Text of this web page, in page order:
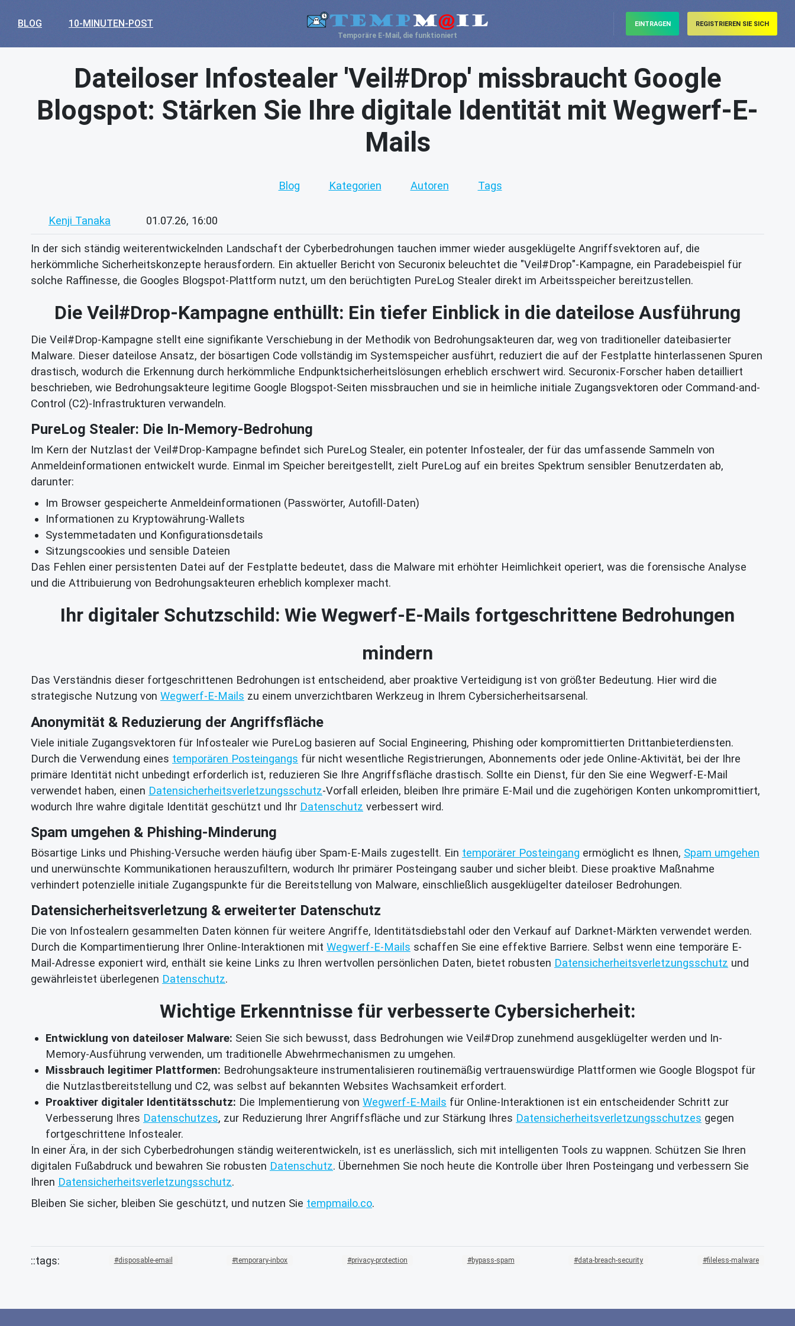
BLOG 10-MINUTEN-POST
Temporäre E-Mail, die funktioniert
EINTRAGEN REGISTRIEREN SIE SICH
Dateiloser Infostealer 'Veil#Drop' missbraucht Google
Blogspot: Stärken Sie Ihre digitale Identität mit Wegwerf-E-
Mails
Blog Kategorien Autoren Tags
Kenji Tanaka 01.07.26, 16:00
In der sich ständig weiterentwickelnden Landschaft der Cyberbedrohungen tauchen immer wieder ausgeklügelte Angriffsvektoren auf, die
herkömmliche Sicherheitskonzepte herausfordern. Ein aktueller Bericht von Securonix beleuchtet die "Veil#Drop"-Kampagne, ein Paradebeispiel für
solche Raffinesse, die Googles Blogspot-Plattform nutzt, um den berüchtigten PureLog Stealer direkt im Arbeitsspeicher bereitzustellen.
Die Veil#Drop-Kampagne enthüllt: Ein tiefer Einblick in die dateilose Ausführung
Die Veil#Drop-Kampagne stellt eine signifikante Verschiebung in der Methodik von Bedrohungsakteuren dar, weg von traditioneller dateibasierter
Malware. Dieser dateilose Ansatz, der bösartigen Code vollständig im Systemspeicher ausführt, reduziert die auf der Festplatte hinterlassenen Spuren
drastisch, wodurch die Erkennung durch herkömmliche Endpunktsicherheitslösungen erheblich erschwert wird. Securonix-Forscher haben detailliert
beschrieben, wie Bedrohungsakteure legitime Google Blogspot-Seiten missbrauchen und sie in heimliche initiale Zugangsvektoren oder Command-and-
Control (C2)-Infrastrukturen verwandeln.
PureLog Stealer: Die In-Memory-Bedrohung
Im Kern der Nutzlast der Veil#Drop-Kampagne befindet sich PureLog Stealer, ein potenter Infostealer, der für das umfassende Sammeln von
Anmeldeinformationen entwickelt wurde. Einmal im Speicher bereitgestellt, zielt PureLog auf ein breites Spektrum sensibler Benutzerdaten ab,
darunter:
Im Browser gespeicherte Anmeldeinformationen (Passwörter, Autofill-Daten)
Informationen zu Kryptowährung-Wallets
Systemmetadaten und Konfigurationsdetails
Sitzungscookies und sensible Dateien
Das Fehlen einer persistenten Datei auf der Festplatte bedeutet, dass die Malware mit erhöhter Heimlichkeit operiert, was die forensische Analyse
und die Attribuierung von Bedrohungsakteuren erheblich komplexer macht.
Ihr digitaler Schutzschild: Wie Wegwerf-E-Mails fortgeschrittene Bedrohungen
mindern
Das Verständnis dieser fortgeschrittenen Bedrohungen ist entscheidend, aber proaktive Verteidigung ist von größter Bedeutung. Hier wird die
strategische Nutzung von Wegwerf-E-Mails zu einem unverzichtbaren Werkzeug in Ihrem Cybersicherheitsarsenal.
Anonymität & Reduzierung der Angriffsfläche
Viele initiale Zugangsvektoren für Infostealer wie PureLog basieren auf Social Engineering, Phishing oder kompromittierten Drittanbieterdiensten.
Durch die Verwendung eines temporären Posteingangs für nicht wesentliche Registrierungen, Abonnements oder jede Online-Aktivität, bei der Ihre
primäre Identität nicht unbedingt erforderlich ist, reduzieren Sie Ihre Angriffsfläche drastisch. Sollte ein Dienst, für den Sie eine Wegwerf-E-Mail
verwendet haben, einen Datensicherheitsverletzungsschutz-Vorfall erleiden, bleiben Ihre primäre E-Mail und die zugehörigen Konten unkompromittiert,
wodurch Ihre wahre digitale Identität geschützt und Ihr Datenschutz verbessert wird.
Spam umgehen & Phishing-Minderung
Bösartige Links und Phishing-Versuche werden häufig über Spam-E-Mails zugestellt. Ein temporärer Posteingang ermöglicht es Ihnen, Spam umgehen
und unerwünschte Kommunikationen herauszufiltern, wodurch Ihr primärer Posteingang sauber und sicher bleibt. Diese proaktive Maßnahme
verhindert potenzielle initiale Zugangspunkte für die Bereitstellung von Malware, einschließlich ausgeklügelter dateiloser Bedrohungen.
Datensicherheitsverletzung & erweiterter Datenschutz
Die von Infostealern gesammelten Daten können für weitere Angriffe, Identitätsdiebstahl oder den Verkauf auf Darknet-Märkten verwendet werden.
Durch die Kompartimentierung Ihrer Online-Interaktionen mit Wegwerf-E-Mails schaffen Sie eine effektive Barriere. Selbst wenn eine temporäre E-
Mail-Adresse exponiert wird, enthält sie keine Links zu Ihren wertvollen persönlichen Daten, bietet robusten Datensicherheitsverletzungsschutz und
gewährleistet überlegenen Datenschutz.
Wichtige Erkenntnisse für verbesserte Cybersicherheit:
Entwicklung von dateiloser Malware: Seien Sie sich bewusst, dass Bedrohungen wie Veil#Drop zunehmend ausgeklügelter werden und In-
Memory-Ausführung verwenden, um traditionelle Abwehrmechanismen zu umgehen.
Missbrauch legitimer Plattformen: Bedrohungsakteure instrumentalisieren routinemäßig vertrauenswürdige Plattformen wie Google Blogspot für
die Nutzlastbereitstellung und C2, was selbst auf bekannten Websites Wachsamkeit erfordert.
Proaktiver digitaler Identitätsschutz: Die Implementierung von Wegwerf-E-Mails für Online-Interaktionen ist ein entscheidender Schritt zur
Verbesserung Ihres Datenschutzes, zur Reduzierung Ihrer Angriffsfläche und zur Stärkung Ihres Datensicherheitsverletzungsschutzes gegen
fortgeschrittene Infostealer.
In einer Ära, in der sich Cyberbedrohungen ständig weiterentwickeln, ist es unerlässlich, sich mit intelligenten Tools zu wappnen. Schützen Sie Ihren
digitalen Fußabdruck und bewahren Sie robusten Datenschutz. Übernehmen Sie noch heute die Kontrolle über Ihren Posteingang und verbessern Sie
Ihren Datensicherheitsverletzungsschutz.
Bleiben Sie sicher, bleiben Sie geschützt, und nutzen Sie tempmailo.co.
disposable-email temporary-inbox privacy-protection bypass-spam data-breach-security fileless-malware